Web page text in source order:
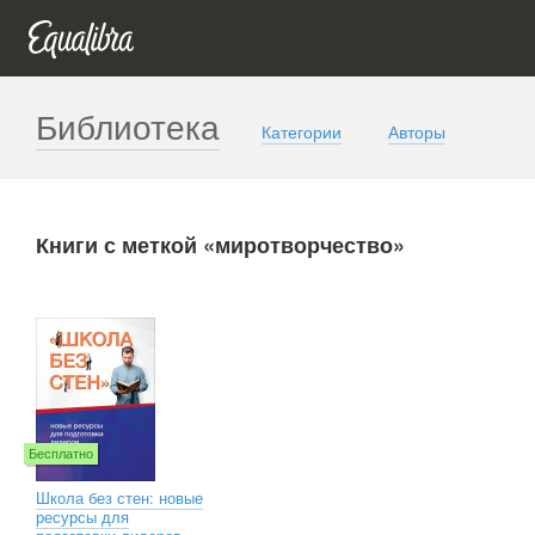
Библиотека Категории Авторы
Книги с меткой «миротворчество»
Бесплатно
Школа без стен: новые
ресурсы для